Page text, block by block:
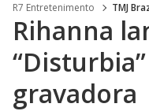
R7 Entretenimento TMJ
Rihanna
gravadora